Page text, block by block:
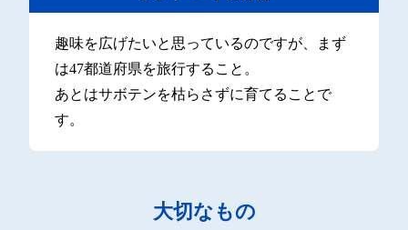
趣味を広げたいと思っているのですが、まず
は47都道府県を旅行すること。
あとはサボテンを枯らさずに育てることで
す。
大切なもの